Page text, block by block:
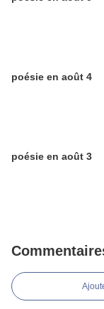
poésie en août 4
poésie en août 3